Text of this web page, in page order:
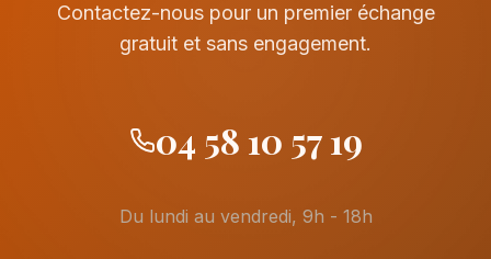
Contactez-nous pour un premier échange
gratuit et sans engagement.
04 58 10 57 19
Du lundi au vendredi, 9h - 18h